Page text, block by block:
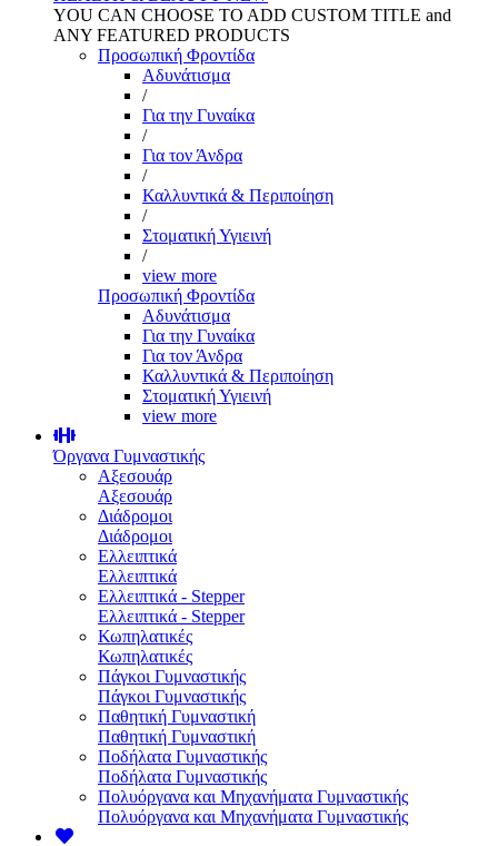
YOU CAN CHOOSE TO ADD CUSTOM TITLE and
ANY FEATURED PRODUCTS
Προσωπική Φροντίδα
Αδυνάτισμα
/
Για την Γυναίκα
/
Για τον Άνδρα
/
Καλλυντικά & Περιποίηση
/
Στοματική Υγιεινή
/
view more
Προσωπική Φροντίδα
Αδυνάτισμα
Για την Γυναίκα
Για τον Άνδρα
Καλλυντικά & Περιποίηση
Στοματική Υγιεινή
view more
Όργανα Γυμναστικής
Αξεσουάρ
Αξεσουάρ
Διάδρομοι
Διάδρομοι
Ελλειπτικά
Ελλειπτικά
Ελλειπτικά - Stepper
Ελλειπτικά - Stepper
Κωπηλατικές
Κωπηλατικές
Πάγκοι Γυμναστικής
Πάγκοι Γυμναστικής
Παθητική Γυμναστική
Παθητική Γυμναστική
Ποδήλατα Γυμναστικής
Ποδήλατα Γυμναστικής
Πολυόργανα και Μηχανήματα Γυμναστικής
Πολυόργανα και Μηχανήματα Γυμναστικής